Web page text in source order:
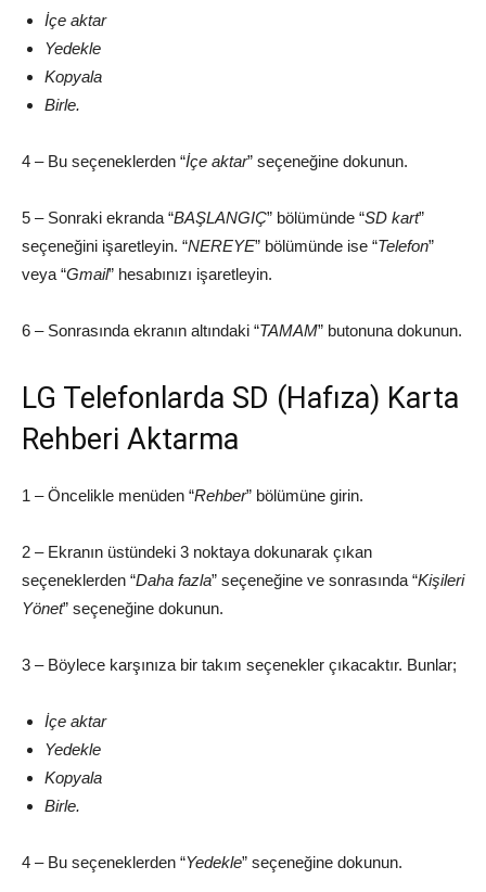
İçe aktar
Yedekle
Kopyala
Birle.
4 – Bu seçeneklerden “İçe aktar” seçeneğine dokunun.
5 – Sonraki ekranda “BAŞLANGIÇ” bölümünde “SD kart”
seçeneğini işaretleyin. “NEREYE” bölümünde ise “Telefon”
veya “Gmail” hesabınızı işaretleyin.
6 – Sonrasında ekranın altındaki “TAMAM” butonuna dokunun.
LG Telefonlarda SD (Hafıza) Karta
Rehberi Aktarma
1 – Öncelikle menüden “Rehber” bölümüne girin.
2 – Ekranın üstündeki 3 noktaya dokunarak çıkan
seçeneklerden “Daha fazla” seçeneğine ve sonrasında “Kişileri
Yönet” seçeneğine dokunun.
3 – Böylece karşınıza bir takım seçenekler çıkacaktır. Bunlar;
İçe aktar
Yedekle
Kopyala
Birle.
4 – Bu seçeneklerden “Yedekle” seçeneğine dokunun.